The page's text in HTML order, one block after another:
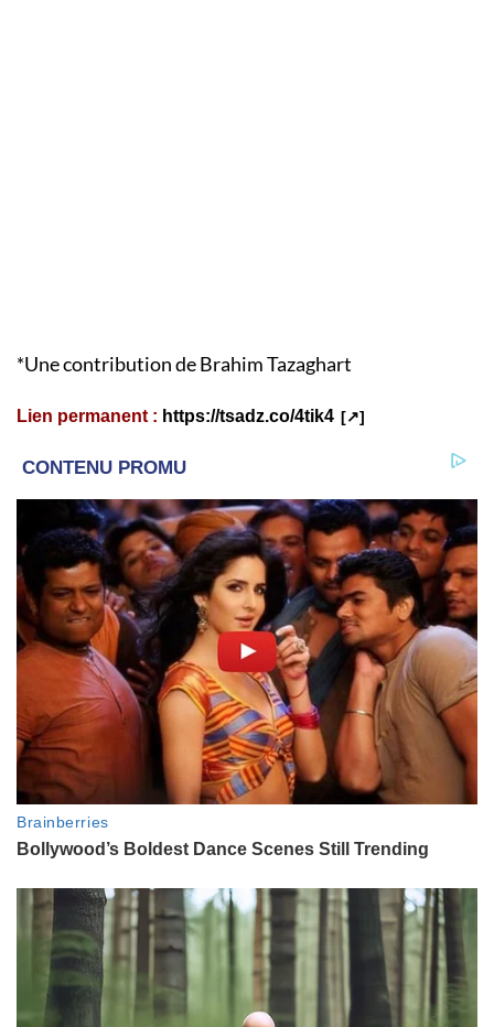
*Une contribution de Brahim Tazaghart
Lien permanent : https://tsadz.co/4tik4